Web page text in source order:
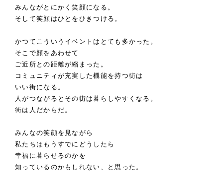
みんながとにかく笑顔になる。
そして笑顔はひとをひきつける。
かつてこういうイベントはとても多かった。
そこで顔をあわせて
ご近所との距離が縮まった。
コミュニティが充実した機能を持つ街は
いい街になる。
人がつながるとその街は暮らしやすくなる。
街は人だからだ。
みんなの笑顔を見ながら
私たちはもうすでにどうしたら
幸福に暮らせるのかを
知っているのかもしれない、と思った。